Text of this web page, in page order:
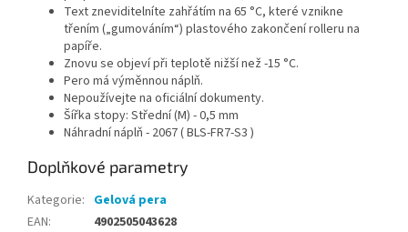
Text zneviditelníte zahřátím na 65 °C, které vznikne
třením („gumováním“) plastového zakončení rolleru na
papíře.
Znovu se objeví při teplotě nižší než -15 °C.
Pero má výměnnou náplň.
Nepoužívejte na oficiální dokumenty.
Šířka stopy: Střední (M) - 0,5 mm
Náhradní náplň - 2067 ( BLS-FR7-S3 )
Doplňkové parametry
Kategorie: Gelová pera
EAN: 4902505043628